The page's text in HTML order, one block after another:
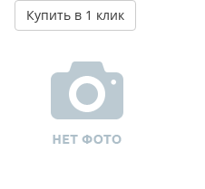
Купить в 1 клик